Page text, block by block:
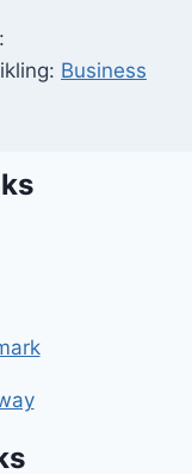
Business